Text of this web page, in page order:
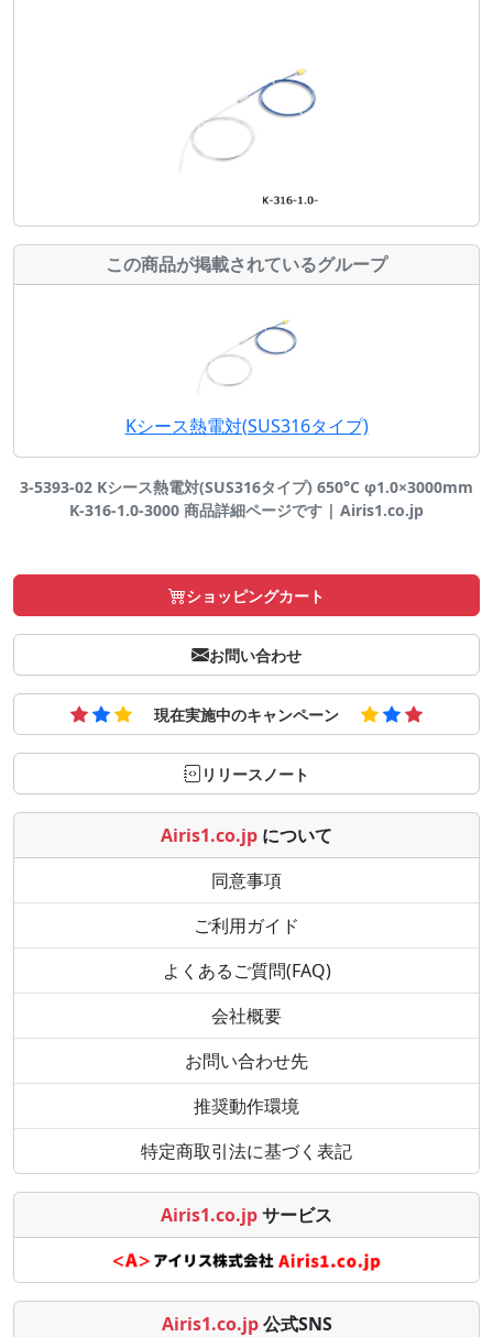
この商品が掲載されているグループ
Kシース熱電対(SUS316タイプ)
3-5393-02 Kシース熱電対(SUS316タイプ) 650°C φ1.0×3000mm
K-316-1.0-3000 商品詳細ページです | Airis1.co.jp
ショッピングカート
お問い合わせ
現在実施中のキャンペーン
リリースノート
Airis1.co.jp について
同意事項
ご利用ガイド
よくあるご質問(FAQ)
会社概要
お問い合わせ先
推奨動作環境
特定商取引法に基づく表記
Airis1.co.jpサービス
Airis1.co.jp 公式SNS